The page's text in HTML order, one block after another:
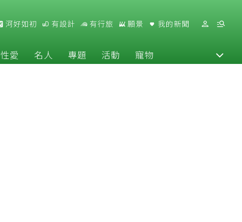
河好如初 有設計 有行旅 願景 我的新聞
性愛 名人 專題 活動 寵物